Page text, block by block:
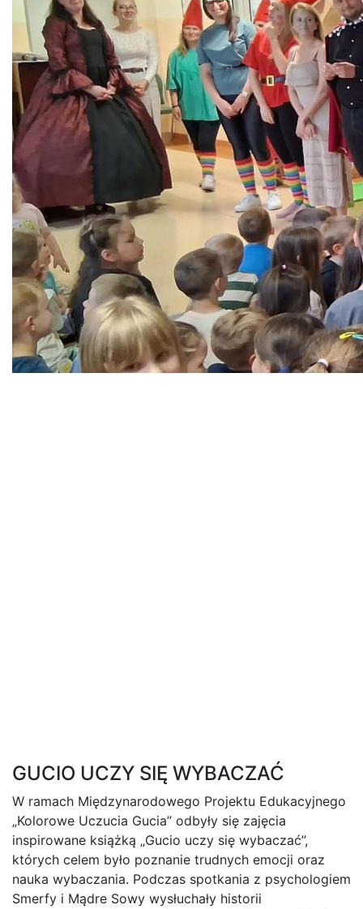
GUCIO UCZY SIĘ WYBACZAĆ
W ramach Międzynarodowego Projektu Edukacyjnego
„Kolorowe Uczucia Gucia” odbyły się zajęcia
inspirowane książką „Gucio uczy się wybaczać”,
których celem było poznanie trudnych emocji oraz
nauka wybaczania. Podczas spotkania z psychologiem
Smerfy i Mądre Sowy wysłuchały historii